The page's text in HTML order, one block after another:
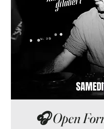
🎧 Open